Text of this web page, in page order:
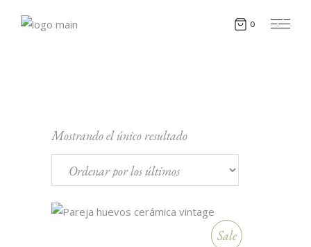
0
Mostrando el único resultado
Sale